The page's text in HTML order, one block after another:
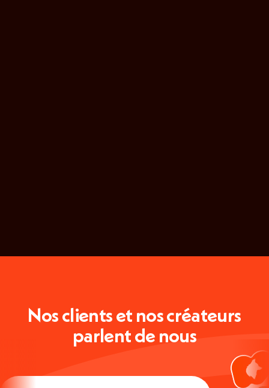
Nos clients et nos créateurs
parlent de nous